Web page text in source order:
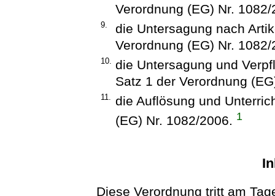
Verordnung (EG) Nr. 1082/
9.
die Untersagung nach
Verordnung (EG) Nr. 1082/
10. die Untersagung und
Satz 1 der Verordnung
11. die Auflösung und
(EG) Nr. 1082/2006. 1
Diese Verordnung tritt am